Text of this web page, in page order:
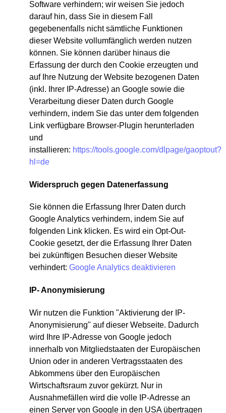
Software verhindern; wir weisen Sie jedoch
darauf hin, dass Sie in diesem Fall
gegebenenfalls nicht sämtliche Funktionen
dieser Website vollumfänglich werden nutzen
können. Sie können darüber hinaus die
Erfassung der durch den Cookie erzeugten und
auf Ihre Nutzung der Website bezogenen Daten
(inkl. Ihrer IP-Adresse) an Google sowie die
Verarbeitung dieser Daten durch Google
verhindern, indem Sie das unter dem folgenden
Link verfügbare Browser-Plugin herunterladen
und
installieren: https://tools.google.com/dlpage/gaoptout?
hl=de
Widerspruch gegen Datenerfassung
Sie können die Erfassung Ihrer Daten durch
Google Analytics verhindern, indem Sie auf
folgenden Link klicken. Es wird ein Opt-Out-
Cookie gesetzt, der die Erfassung Ihrer Daten
bei zukünftigen Besuchen dieser Website
verhindert: Google Analytics deaktivieren
IP- Anonymisierung
Wir nutzen die Funktion "Aktivierung der IP-
Anonymisierung" auf dieser Webseite. Dadurch
wird Ihre IP-Adresse von Google jedoch
innerhalb von Mitgliedstaaten der Europäischen
Union oder in anderen Vertragsstaaten des
Abkommens über den Europäischen
Wirtschaftsraum zuvor gekürzt. Nur in
Ausnahmefällen wird die volle IP-Adresse an
einen Server von Google in den USA übertragen